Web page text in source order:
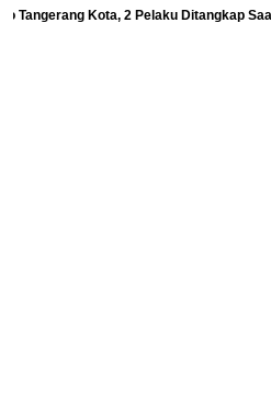
Kota, 2 Pelaku Ditangkap Saat Beraksi